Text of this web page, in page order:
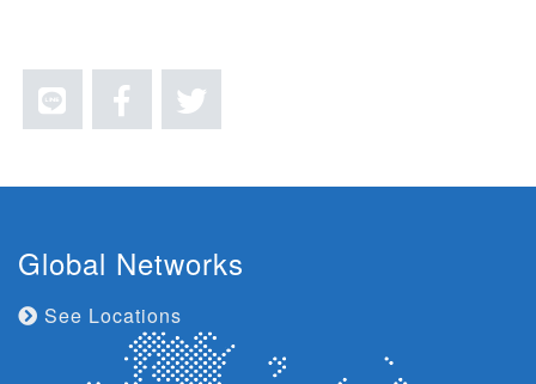
Global Networks
See Locations